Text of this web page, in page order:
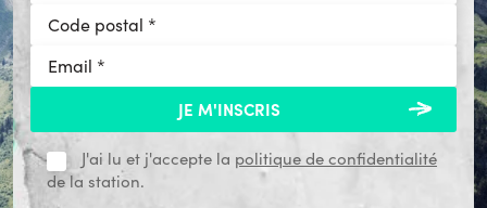
J'ai lu et j'accepte la politique de confidentialité
de la station.